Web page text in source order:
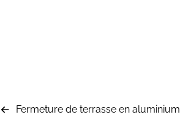
Fermeture de terrasse en aluminium